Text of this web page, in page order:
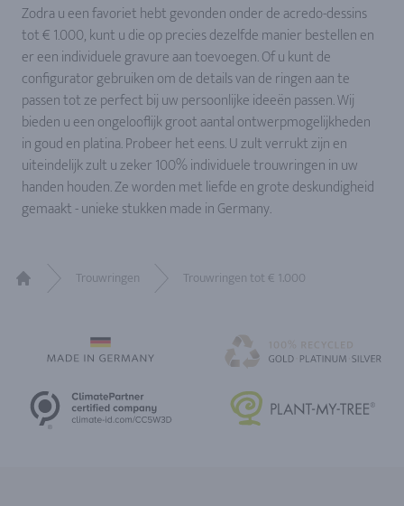
Zodra u een favoriet hebt gevonden onder de acredo-dessins
tot € 1.000, kunt u die op precies dezelfde manier bestellen en
er een individuele gravure aan toevoegen. Of u kunt de
configurator gebruiken om de details van de ringen aan te
passen tot ze perfect bij uw persoonlijke ideeën passen. Wij
bieden u een ongelooflijk groot aantal ontwerpmogelijkheden
in goud en platina. Probeer het eens. U zult verrukt zijn en
uiteindelijk zult u zeker 100% individuele trouwringen in uw
handen houden. Ze worden met liefde en grote deskundigheid
gemaakt - unieke stukken made in Germany.
Trouwringen Trouwringen tot € 1.000